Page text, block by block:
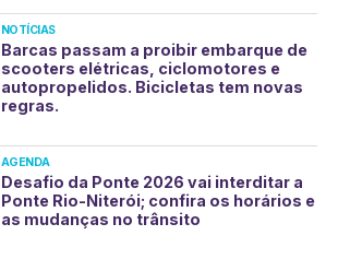
NOTÍCIAS
Barcas passam a proibir embarque de
scooters elétricas, ciclomotores e
autopropelidos. Bicicletas tem novas
regras.
AGENDA
Desafio da Ponte 2026 vai interditar a
Ponte Rio-Niterói; confira os horários e
as mudanças no trânsito